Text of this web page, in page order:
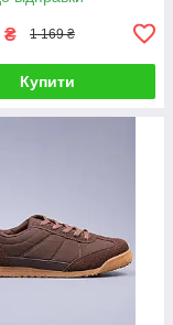
₴ 1 169 ₴
Купити